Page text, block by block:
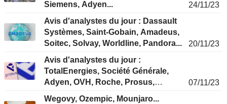
Siemens, Adyen...
24/11/23
Avis d'analystes du jour : Dassault
Systèmes, Saint-Gobain, Amadeus,
Soitec, Solvay, Worldline, Pandora...
20/11/23
Avis d'analystes du jour :
TotalEnergies, Société Générale,
Adyen, OVH, Roche, Prosus,
07/11/23
Wegovy, Ozempic, Mounjaro...